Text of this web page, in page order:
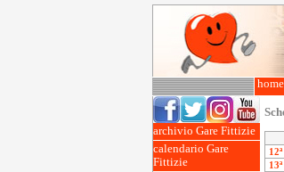
archivio Gare Fittizie
calendario Gare
Fittizie